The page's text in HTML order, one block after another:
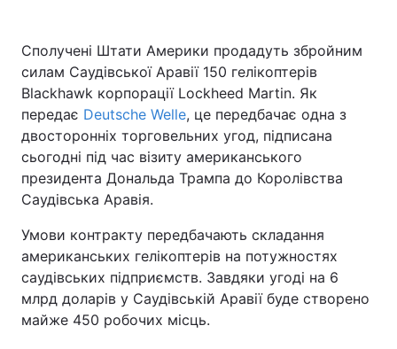
Сполучені Штати Америки продадуть збройним
силам Саудівської Аравії 150 гелікоптерів
Blackhawk корпорації Lockheed Martin. Як
передає Deutsche Welle, це передбачає одна з
двосторонніх торговельних угод, підписана
сьогодні під час візиту американського
президента Дональда Трампа до Королівства
Саудівська Аравія.
Умови контракту передбачають складання
американських гелікоптерів на потужностях
саудівських підприємств. Завдяки угоді на 6
млрд доларів у Саудівській Аравії буде створено
майже 450 робочих місць.